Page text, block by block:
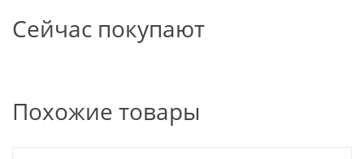
Сейчас покупают
Похожие товары